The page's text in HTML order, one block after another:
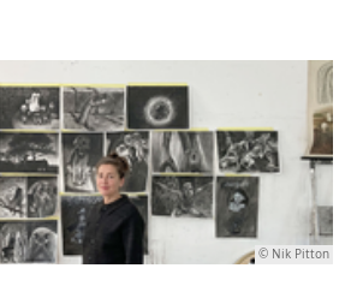
© Nik Pitton